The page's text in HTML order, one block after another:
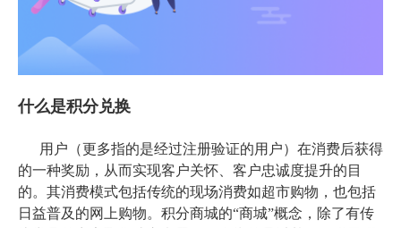
什么是积分兑换
用户（更多指的是经过注册验证的用户）在消费后获得
的一种奖励，从而实现客户关怀、客户忠诚度提升的目
的。其消费模式包括传统的现场消费如超市购物，也包括
日益普及的网上购物。积分商城的“商城”概念，除了有传